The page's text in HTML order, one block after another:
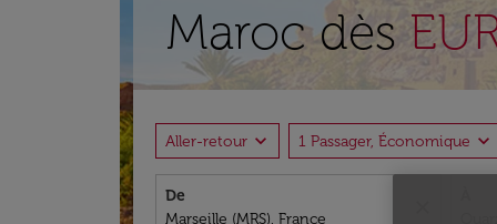
Maroc dès
Aller-retour expand_more 1 Passager, Économique expand_more
De